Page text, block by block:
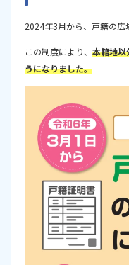
2024年3月から、戸籍の広
この制度により、 本籍地以
うになりました。